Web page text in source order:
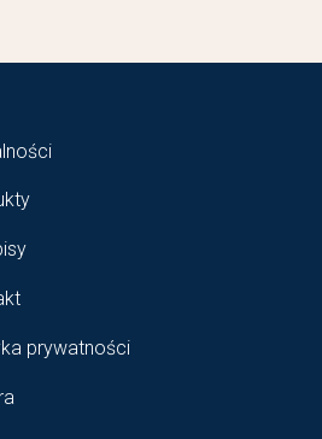
prywatności